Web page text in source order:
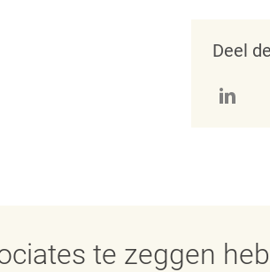
Deel
Delen
te zeggen